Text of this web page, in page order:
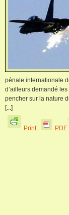
pénale internationale
d’ailleurs demandé
pencher sur la nature
[...]
Print PDF